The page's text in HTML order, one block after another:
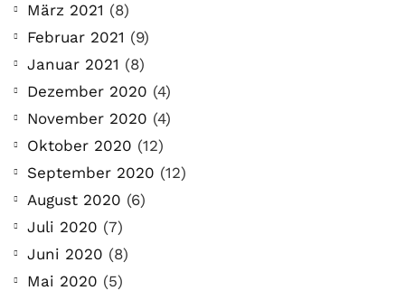
März 2021 (8)
Februar 2021 (9)
Januar 2021 (8)
Dezember 2020 (4)
November 2020 (4)
Oktober 2020 (12)
September 2020 (12)
August 2020 (6)
Juli 2020 (7)
Juni 2020 (8)
Mai 2020 (5)